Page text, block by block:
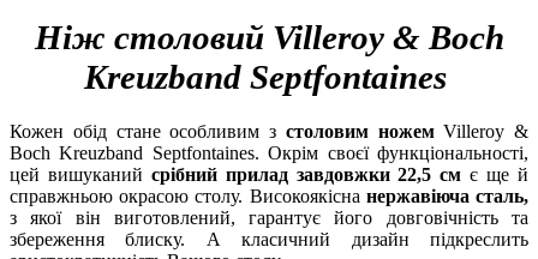
Ніж столовий Villeroy & Boch
Kreuzband Septfontaines
Кожен обід стане особливим з столовим ножемVilleroy &
Boch Kreuzband Septfontaines. Окрім своєї функціональності,
цей вишуканий срібний прилад завдовжки 22,5 см є ще й
справжньою окрасою столу. Високоякісна нержавіюча сталь,
з якої він виготовлений, гарантує його довговічність та
збереження блиску. А класичний дизайн підкреслить